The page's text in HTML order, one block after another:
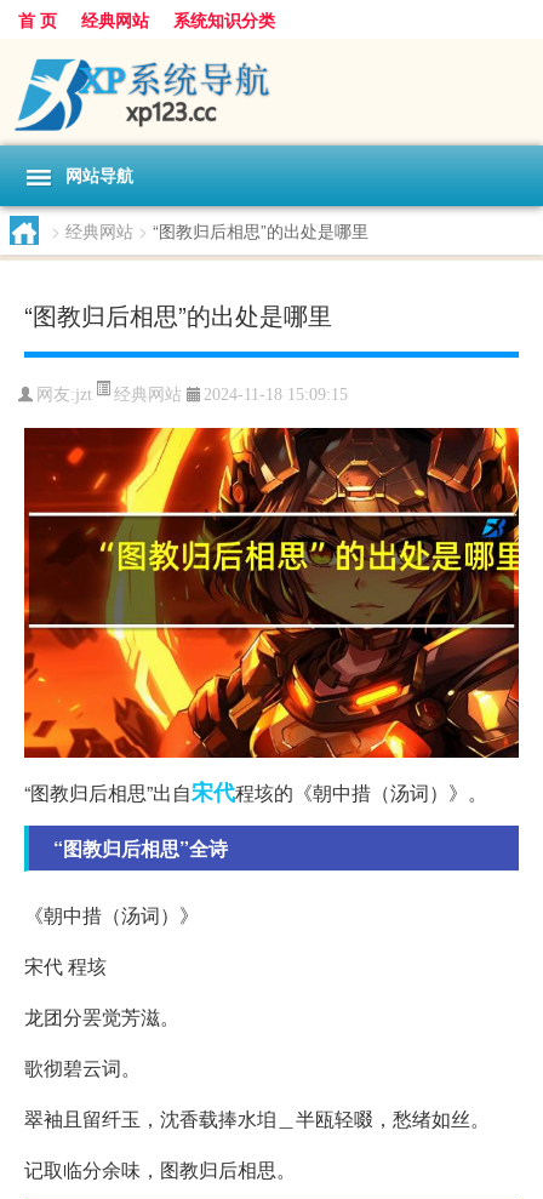
首 页 经典网站 系统知识分类
网站导航
> 经典网站 > “图教归后相思”的出处是哪里
“图教归后相思”的出处是哪里
网友:jzt 经典网站 2024-11-18 15:09:15
“图教归后相思”出自宋代程垓的《朝中措（汤词）》。
“图教归后相思”全诗
《朝中措（汤词）》
宋代 程垓
龙团分罢觉芳滋。
歌彻碧云词。
翠袖且留纤玉，沈香载捧水垍＿半瓯轻啜，愁绪如丝。
记取临分余味，图教归后相思。